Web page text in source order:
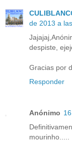
de 2013 a
despiste,
Gracias por
Responder
Anónimo
mourinho.....